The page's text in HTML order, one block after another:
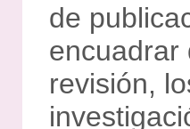
de
encuadrar
revisión,